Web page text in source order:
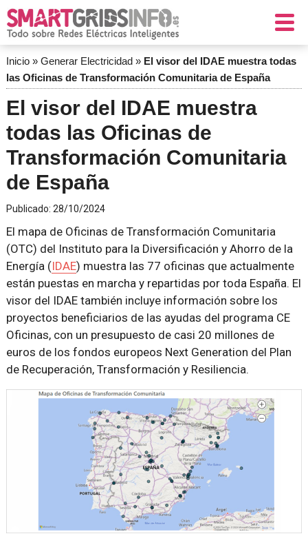
Inicio» Generar Electricidad» El visor del IDAE muestra todas
las Oficinas de Transformación Comunitaria de España
El visor del IDAE muestra
todas las Oficinas de
Transformación Comunitaria
de España
Publicado: 28/10/2024
El mapa de Oficinas de Transformación Comunitaria
(OTC) del Instituto para la Diversificación y Ahorro de la
Energía (IDAE) muestra las 77 oficinas que actualmente
están puestas en marcha y repartidas por toda España. El
visor del IDAE también incluye información sobre los
proyectos beneficiarios de las ayudas del programa CE
Oficinas, con un presupuesto de casi 20 millones de
euros de los fondos europeos Next Generation del Plan
de Recuperación, Transformación y Resiliencia.